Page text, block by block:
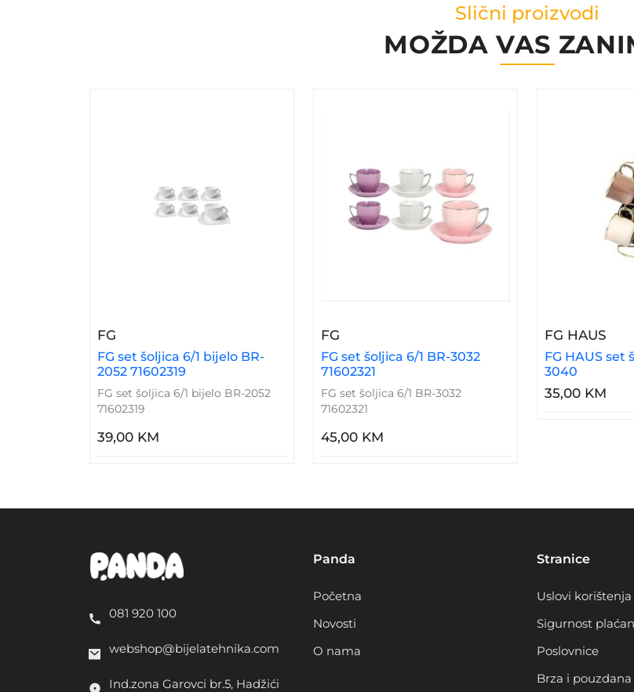
Slični proizvodi
MOŽDA VAS
FG– FG Set Šoljica 6/1 Bijelo BR-2052 71602319
FG set šoljica 6/1 bijelo BR-
2052 71602319
FG set šoljica 6/1 bijelo BR-2052
71602319
39,00 KM
FG– FG Set Šoljica 6/1 BR-3032 71602321
FG set šoljica 6/1 BR-3032
71602321
FG set šoljica 6/1 BR-3032
71602321
45,00 KM
FG HAUS–
FG HAUS set
3040
35,00 KM
081 920 100
webshop@bijelatehnika.com
Ind.zona Garovci br.5, Hadžići
Panda
Početna
Novosti
O nama
Stranice
Uslovi korištenja
Sigurnost
Poslovnice
Brza i